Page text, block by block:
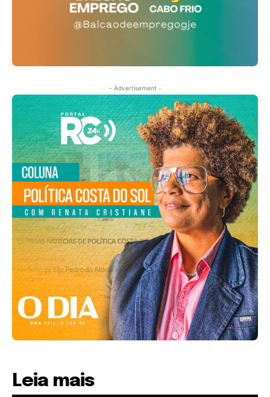
- Advertisement -
Leia mais